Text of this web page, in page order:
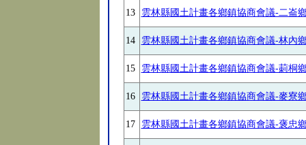
13 雲林縣國土計畫各鄉鎮協商會議-二崙
14 雲林縣國土計畫各鄉鎮協商會議-林內
15 雲林縣國土計畫各鄉鎮協商會議-莿桐
16 雲林縣國土計畫各鄉鎮協商會議-麥寮
17 雲林縣國土計畫各鄉鎮協商會議-褒忠